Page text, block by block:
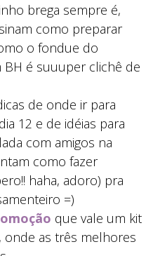
brega sempre é,
como preparar
o fondue do
BH é suuuper clichê de
de onde ir para
12 e de idéias para
com amigos na
como fazer
haha, adoro) pra
=)
que vale um kit
as três melhores